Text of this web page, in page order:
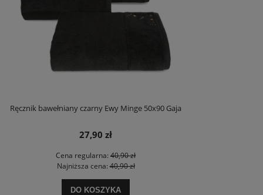
Ręcznik bawełniany czarny Ewy Minge 50x90 Gaja
27,90 zł
Cena regularna: 40,90 zł
Najniższa cena:40,90 zł
DO KOSZYKA